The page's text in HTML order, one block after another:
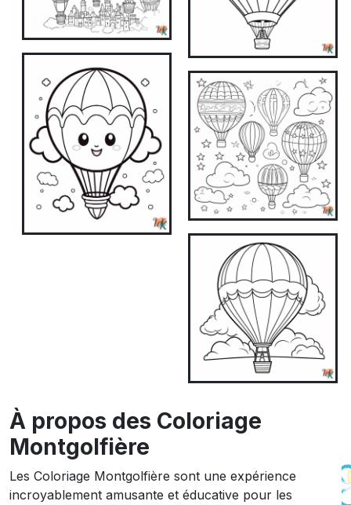
À propos des Coloriage
Montgolfière
Les Coloriage Montgolfière sont une expérience
incroyablement amusante et éducative pour les